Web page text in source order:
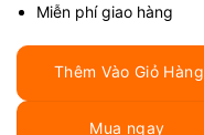
Miễn phí giao hàng
Thêm Vào Giỏ Hàng
Mua ngay